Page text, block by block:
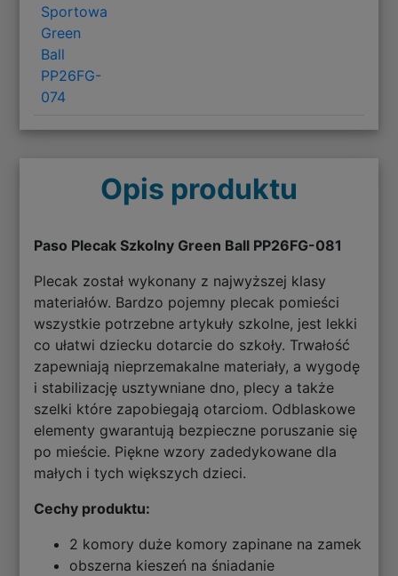
Sportowa
Green
Ball
PP26FG-
074
Opis produktu
Paso Plecak Szkolny Green Ball PP26FG-081
Plecak został wykonany z najwyższej klasy
materiałów. Bardzo pojemny plecak pomieści
wszystkie potrzebne artykuły szkolne, jest lekki
co ułatwi dziecku dotarcie do szkoły. Trwałość
zapewniają nieprzemakalne materiały, a wygodę
i stabilizację usztywniane dno, plecy a także
szelki które zapobiegają otarciom. Odblaskowe
elementy gwarantują bezpieczne poruszanie się
po mieście. Piękne wzory zadedykowane dla
małych i tych większych dzieci.
Cechy produktu:
2 komory duże komory zapinane na zamek
obszerna kieszeń na śniadanie